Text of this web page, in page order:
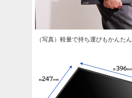
（写真）軽量で持ち運びもかんたん